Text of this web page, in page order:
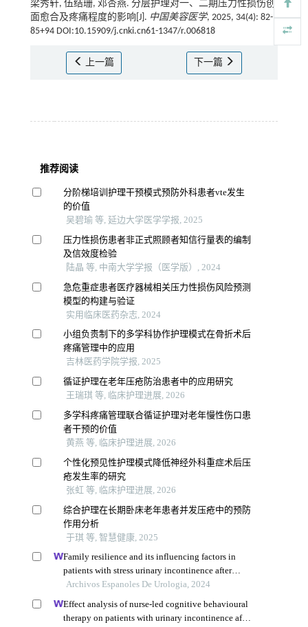
梁秀轩, 伍结珊, 邓杏燕. 分层护理对一、二期压力性损伤创
面愈合及疼痛程度的影响[J]. 中国美容医学, 2025, 34(4): 82-
85+94 DOI:10.15909/j.cnki.cn61-1347/r.006818
上一篇 下一篇